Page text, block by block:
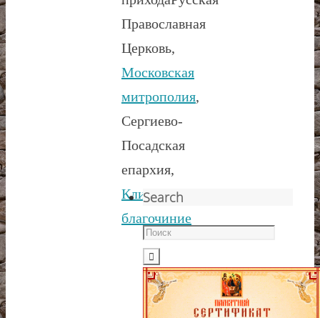
Православная
Церковь,
Московская
митрополия,
Сергиево-
Посадская
епархия,
Клинское
благочиние
Search